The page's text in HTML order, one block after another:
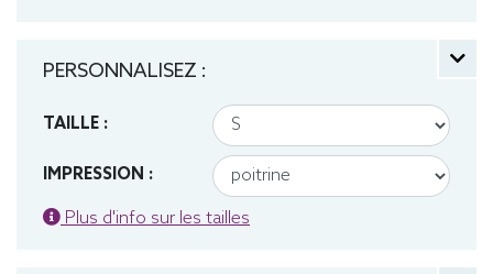
PERSONNALISEZ :
TAILLE :
IMPRESSION :
Plus d'info sur les tailles